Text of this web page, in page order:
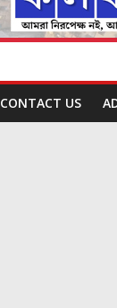
CONTACT US